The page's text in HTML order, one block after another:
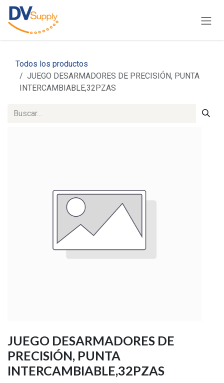
Ir al contenido
Todos los productos
JUEGO DESARMADORES DE PRECISIÓN, PUNTA
INTERCAMBIABLE,32PZAS
JUEGO DESARMADORES DE
PRECISIÓN, PUNTA
INTERCAMBIABLE,32PZAS